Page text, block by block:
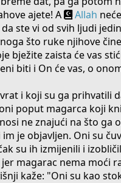
ajete! A
Allah
ste vi od svih ljudi
što ruke njihove
bježite zaista će vas
biti i On će vas, o
i koji su ga prihvatili
poput magarca koji
ne znajući na što ga
je objavljen. Oni su
su ih izmijenili i
magarac nema moći
kaže: "Oni su kao